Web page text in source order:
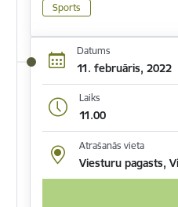
Sports
Datums
11. februāris, 2022
Laiks
11.00
Atrašanās vieta
Viesturu pagasts,